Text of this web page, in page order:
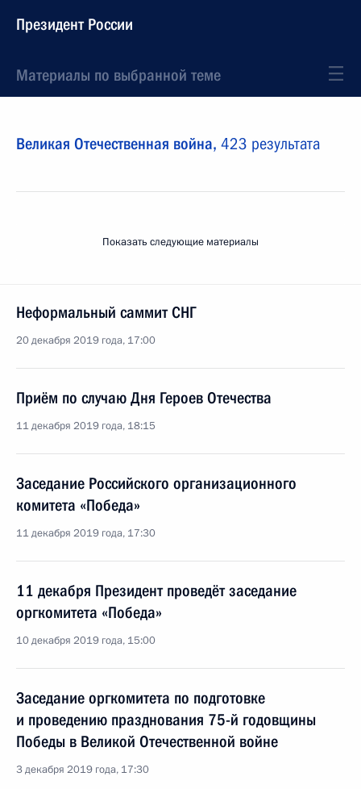
Президент России
Материалы по выбранной теме
Великая Отечественная война, 423 результата
Показать следующие материалы
Неформальный саммит СНГ
20 декабря 2019 года, 17:00
Приём по случаю Дня Героев Отечества
11 декабря 2019 года, 18:15
Заседание Российского организационного
комитета «Победа»
11 декабря 2019 года, 17:30
11 декабря Президент проведёт заседание
оргкомитета «Победа»
10 декабря 2019 года, 15:00
Заседание оргкомитета по подготовке
и проведению празднования 75-й годовщины
Победы в Великой Отечественной войне
3 декабря 2019 года, 17:30